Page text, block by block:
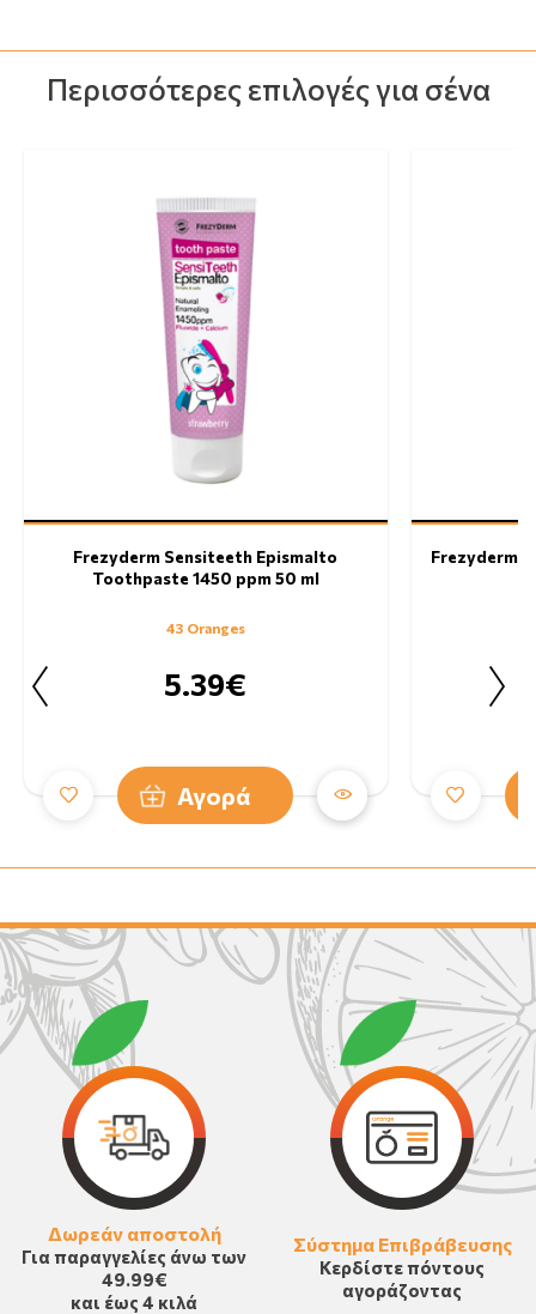
Περισσότερες επιλογές για σένα
Frezyderm Sensiteeth Epismalto
Toothpaste 1450 ppm 50 ml
43 Oranges
5.39€
Αγορά
Frezyderm
Δωρεάν αποστολή
Για παραγγελίες άνω των
49.99€
και έως 4 κιλά
Σύστημα Επιβράβευσης
Κερδίστε πόντους
αγοράζοντας